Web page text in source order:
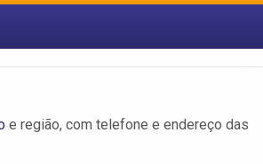
e região, com telefone e endereço das